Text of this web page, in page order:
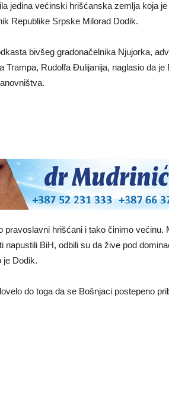
jedina većinski hrišćanska zemlja koja
Republike Srpske Milorad Dodik.
bivšeg gradonačelnika Njujorka,
Trampa, Rudolfa Đulijanija, naglasio da
pravoslavni hrišćani i tako činimo većinu.
napustili BiH, odbili su da žive pod
je Dodik.
do toga da se Bošnjaci postepeno